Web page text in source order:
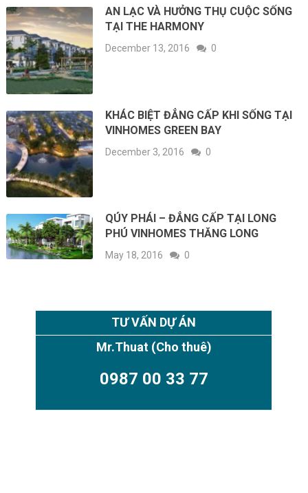
AN LẠC VÀ HƯỞNG THỤ CUỘC SỐNG
TẠI THE HARMONY
December 13, 2016 0
KHÁC BIỆT ĐẲNG CẤP KHI SỐNG TẠI
VINHOMES GREEN BAY
December 3, 2016 0
QÚY PHÁI – ĐẲNG CẤP TẠI LONG
PHÚ VINHOMES THĂNG LONG
May 18, 2016 0
TƯ VẤN DỰ ÁN
Mr.Thuat (Cho thuê)
0987 00 33 77